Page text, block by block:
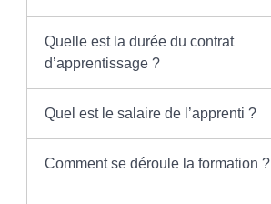
Quelle est la durée du contrat
d’apprentissage ?
Quel est le salaire de l’apprenti ?
Comment se déroule la formation ?